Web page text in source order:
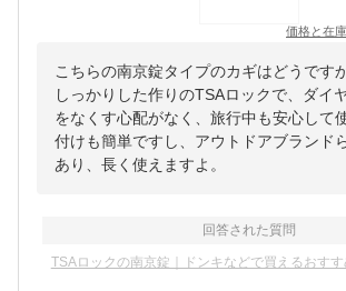
価格と在
こちらの南京錠タイプのカギはどうです
しっかりした作りのTSAロックで、ダイ
をなくす心配がなく、旅行中も安心して
付けも簡単ですし、アウトドアブランド
あり、長く使えますよ。
回答された質問
TSAロックの南京錠｜ドンキなどで買えるおすす